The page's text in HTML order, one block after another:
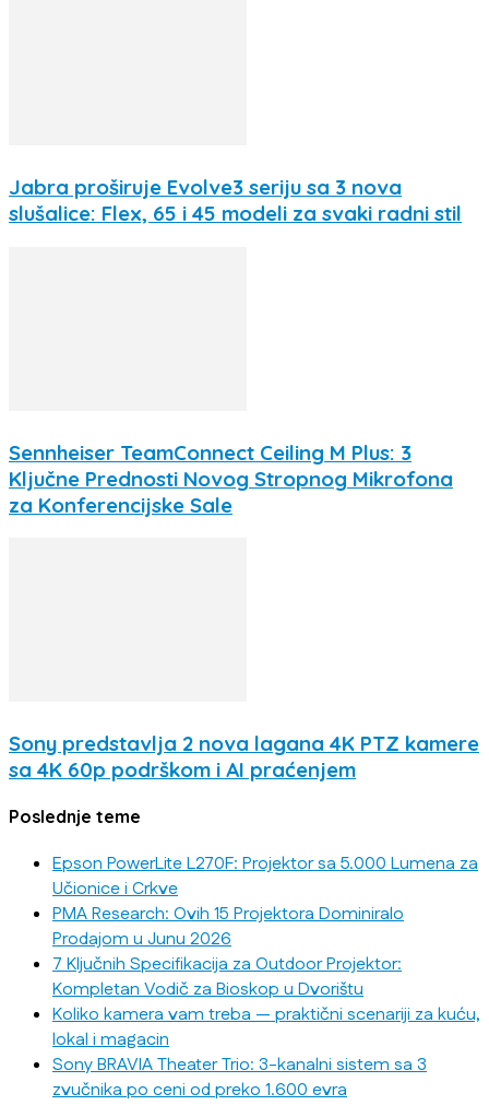
Jabra proširuje Evolve3 seriju sa 3 nova
slušalice: Flex, 65 i 45 modeli za svaki radni stil
Sennheiser TeamConnect Ceiling M Plus: 3
Ključne Prednosti Novog Stropnog Mikrofona
za Konferencijske Sale
Sony predstavlja 2 nova lagana 4K PTZ kamere
sa 4K 60p podrškom i AI praćenjem
Poslednje teme
Epson PowerLite L270F: Projektor sa 5.000 Lumena za
Učionice i Crkve
PMA Research: Ovih 15 Projektora Dominiralo
Prodajom u Junu 2026
7 Ključnih Specifikacija za Outdoor Projektor:
Kompletan Vodič za Bioskop u Dvorištu
Koliko kamera vam treba — praktični scenariji za kuću,
lokal i magacin
Sony BRAVIA Theater Trio: 3-kanalni sistem sa 3
zvučnika po ceni od preko 1.600 evra